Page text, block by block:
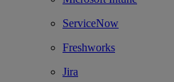
ServiceNow
Freshworks
Jira